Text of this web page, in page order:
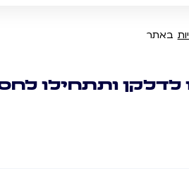
באתר
לדלקן ותתחילו